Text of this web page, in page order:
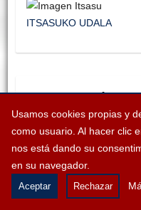
Usamos cookies propias y
como usuario. Al hacer clic
nos está dando su
en su navegador.
Aceptar Rechazar
ITSASUKO UDALA
Zaldualdea Plaza 1 |